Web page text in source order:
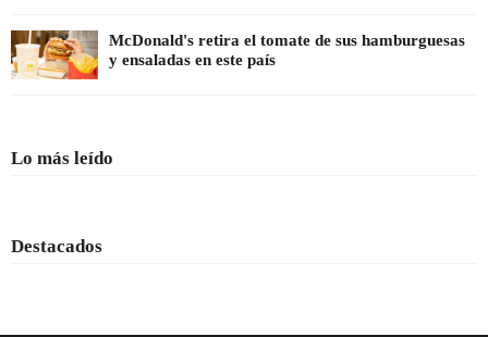
McDonald's retira el tomate de sus hamburguesas
y ensaladas en este país
Lo más leído
Destacados